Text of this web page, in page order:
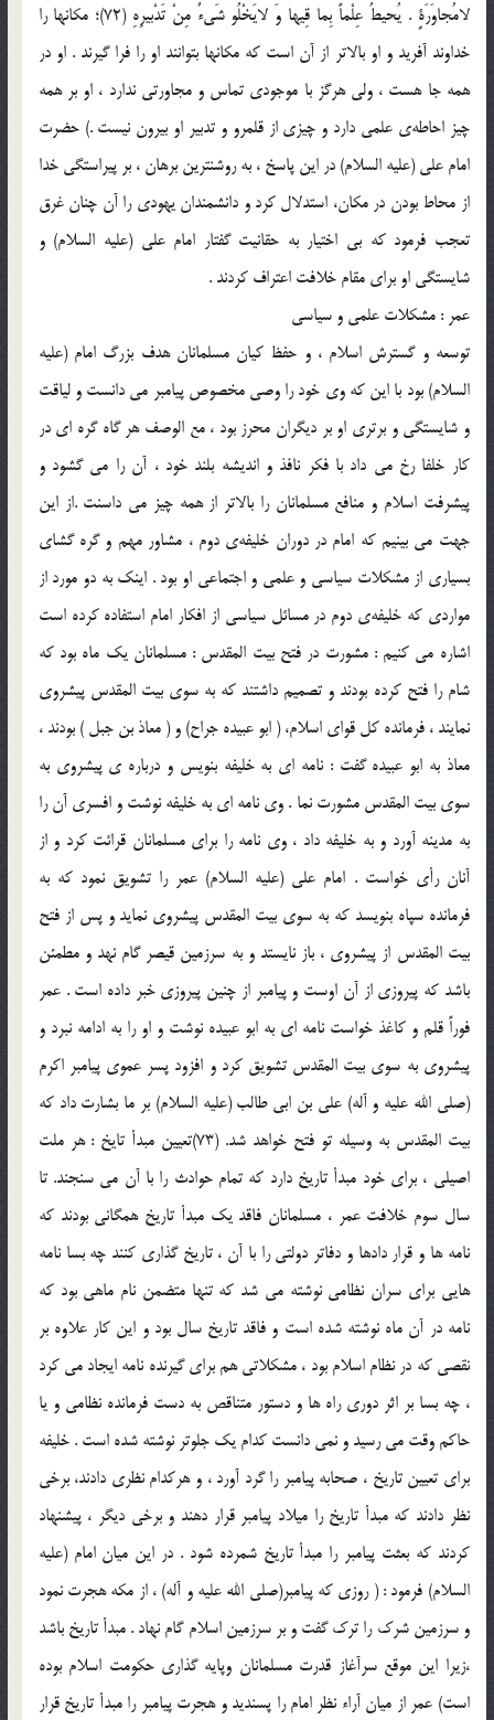
لامُجاوَرَةٍ . يُحيطُ عِلْماً بِما قِيها وَ لايَخْلُو شَيءٌ مِنْ تَدْبيرِهِ (72)؛ مكانها را
خداوند آفريد و او بالاتر از آن است كه مكانها بتوانند او را فرا گيرند . او در
همه جا هست ، ولي هرگز با موجودي تماس و مجاورتي ندارد ، او بر همه
چيز احاطه‌ي علمي دارد و چيزي از قلمرو و تدبير او بيرون نيست .) حضرت
امام علي (علیه السلام) در اين پاسخ ، به روشنترين برهان ، بر پيراستگي خدا
از محاط بودن در مكان، استدلال كرد و دانشمندان يهودي را آن چنان غرق
تعجب فرمود كه بي اختيار به حقانيت گفتار امام علي (علیه السلام) و
شايستگي او براي مقام خلافت اعتراف كردند .
عمر : مشكلات علمي و سياسي
توسعه و گسترش اسلام ، و حفظ كيان مسلمانان هدف بزرگ امام (علیه
السلام) بود با اين كه وي خود را وصي مخصوص پيامبر مي دانست و لياقت
و شايستگي و برتري او بر ديگران محرز بود ، مع الوصف هر گاه گره اي در
كار خلفا رخ مي داد با فكر نافذ و انديشه بلند خود ، آن را مي گشود و
پيشرفت اسلام و منافع مسلمانان را بالاتر از همه چيز مي داسنت .از اين
جهت مي بينيم كه امام در دوران خليفه‌ي دوم ، مشاور مهم و گره گشاي
بسياري از مشكلات سياسي و علمي و اجتماعي او بود . اينك به دو مورد از
مواردي كه خليفه‌ي دوم در مسائل سياسي از افكار امام استفاده كرده است
اشاره مي كنيم : مشورت در فتح بيت المقدس : مسلمانان يك ماه بود كه
شام را فتح كرده بودند و تصميم داشتند كه به سوي بيت المقدس پيشروي
نمايند ، فرمانده كل قواي اسلام، ( ابو عبيده جراح) و ( معاذ بن جبل ) بودند ،
معاذ به ابو عبيده گفت : نامه اي به خليفه بنويس و درباره ي پيشروي به
سوي بيت المقدس مشورت نما . وي نامه اي به خليفه نوشت و افسري آن را
به مدينه آورد و به خليفه داد ، وي نامه را براي مسلمانان قرائت كرد و از
آنان رأي خواست . امام علي (علیه السلام) عمر را تشويق نمود كه به
فرمانده سپاه بنويسد كه به سوي بيت المقدس پيشروي نمايد و پس از فتح
بيت المقدس از پيشروي ، باز نايستد و به سرزمين قيصر گام نهد و مطمئن
باشد كه پيروزي از آن اوست و پيامبر از چنين پيروزي خبر داده است . عمر
فوراً قلم و كاغذ خواست نامه اي به ابو عبيده نوشت و او را به ادامه نبرد و
پيشروي به سوي بيت المقدس تشويق كرد و افزود پسر عموي پيامبر اكرم
(صلی الله علیه و آله) علي بن ابي طالب (علیه السلام) بر ما بشارت داد كه
بيت المقدس به وسيله تو فتح خواهد شد. (73)تعيين مبدأ تايخ : هر ملت
اصيلي ، براي خود مبدأ تاريخ دارد كه تمام حوادث را با آن مي سنجند. تا
سال سوم خلافت عمر ، مسلمانان فاقد يك مبدأ تاريخ همگاني بودند كه
نامه ها و قرار دادها و دفاتر دولتي را با آن ، تاريخ گذاري كنند چه بسا نامه
هايي براي سران نظامي نوشته مي شد كه تنها متضمن نام ماهي بود كه
نامه در آن ماه نوشته شده است و فاقد تاريخ سال بود و اين كار علاوه بر
نقصي كه در نظام اسلام بود ، مشكلاتي هم براي گيرنده نامه ايجاد مي كرد
، چه بسا بر اثر دوري راه ها و دستور متناقص به دست فرمانده نظامي و يا
حاكم وقت مي رسيد و نمي دانست كدام يك جلوتر نوشته شده است . خليفه
براي تعيين تاريخ ، صحابه پيامبر را گرد آورد ، و هركدام نظري دادند، برخي
نظر دادند كه مبدأ تاريخ را ميلاد پيامبر قرار دهند و برخي ديگر ، پيشنهاد
كردند كه بعثت پيامبر را مبدأ تاريخ شمرده شود . در اين ميان امام (علیه
السلام) فرمود : ( روزي كه پيامبر(صلی الله علیه و آله) ، از مكه هجرت نمود
و سرزمين شرك را ترك گفت و بر سرزمين اسلام گام نهاد . مبدأ تاريخ باشد
،زيرا اين موقع سرآغاز قدرت مسلمانان وپايه گذاري حكومت اسلام بوده
است) عمر از ميان آراء نظر امام را پسنديد و هجرت پيامبر را مبدأ تاريخ قرار